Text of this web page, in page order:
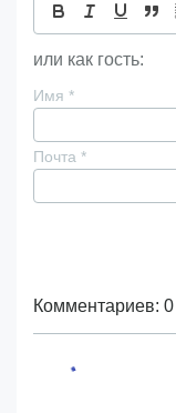
или как гость:
Имя *
Почта *
Комментариев: 0